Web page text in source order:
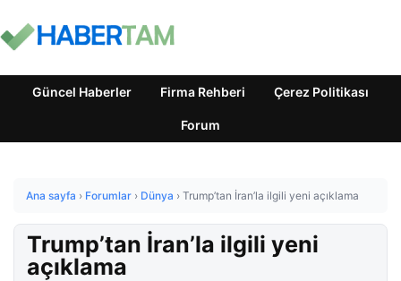
Güncel Haberler Firma Rehberi Çerez Politikası
Forum
Ana sayfa › Forumlar › Dünya › Trump’tan İran’la ilgili yeni açıklama
Trump’tan İran’la ilgili yeni
açıklama